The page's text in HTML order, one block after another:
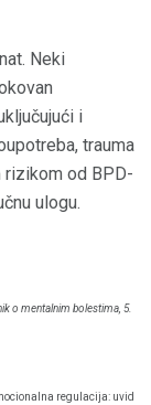
Neki
i
trauma
rizikom od BPD-
ulogu.
o mentalnim bolestima, 5.
regulacija: uvid